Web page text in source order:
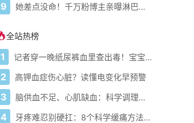
9 她差点没命！千万粉博主亲曝淋巴结肿大竟是癌症前兆
全站热榜
1 记者穿一晚纸尿裤血里查出毒！宝宝血液浓度竟是成人的5倍？
2 高钾血症伤心脏？读懂电变化早预警
3 脑供血不足、心肌缺血：科学调理全攻略
4 牙疼难忍别硬扛：8个科学缓痛方法收好